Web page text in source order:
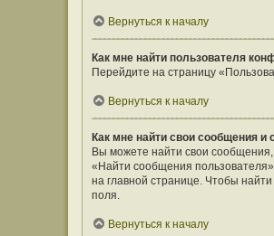
Вернуться к началу
Как мне найти пользователя
Перейдите на страницу
Вернуться к началу
Как мне найти свои сообщения
Вы можете найти свои
«Найти сообщения
на главной странице. Чтобы
поля.
Вернуться к началу